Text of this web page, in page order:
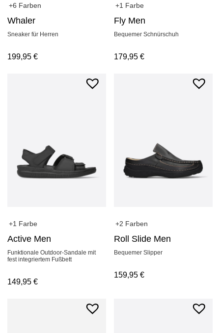
+6 Farben
Whaler
Sneaker für Herren
199,95 €
+1 Farbe
Fly Men
Bequemer Schnürschuh
179,95€
+1 Farbe
Active Men
Funktionale Outdoor-Sandale mit
fest integriertem Fußbett
149,95 €
+2 Farben
Roll Slide Men
Bequemer Slipper
159,95€